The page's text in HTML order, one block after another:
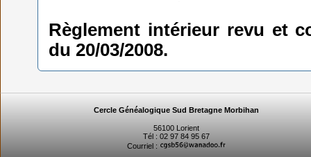
Règlement intérieur revu et
du 20/03/2008.
Cercle Généalogique Sud Bretagne Morbihan
56100 Lorient
Tél : 02 97 84 95 67
Courriel :